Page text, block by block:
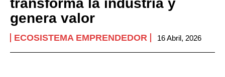
transforma la industria y
genera valor
ECOSISTEMA EMPRENDEDOR 16 Abril, 2026